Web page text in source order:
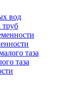
вод
труб
таза
таза